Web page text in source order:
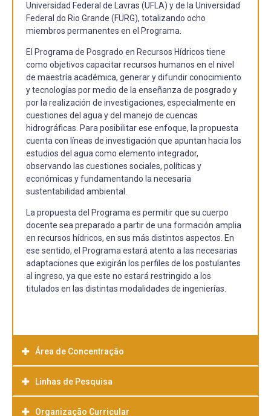
Universidad Federal de Lavras (UFLA) y de la Universidad
Federal do Rio Grande (FURG), totalizando ocho
miembros permanentes en el Programa.
El Programa de Posgrado en Recursos Hídricos tiene
como objetivos capacitar recursos humanos en el nivel
de maestría académica, generar y difundir conocimiento
y tecnologías por medio de la enseñanza de posgrado y
por la realización de investigaciones, especialmente en
cuestiones del agua y del manejo de cuencas
hidrográficas. Para posibilitar ese enfoque, la propuesta
cuenta con líneas de investigación que apuntan hacia los
estudios del agua como elemento integrador,
observando las cuestiones sociales, políticas y
económicas y fundamentando la necesaria
sustentabilidad ambiental.
La propuesta del Programa es permitir que su cuerpo
docente sea preparado a partir de una formación amplia
en recursos hídricos, en sus más distintos aspectos. En
ese sentido, el Programa estará atento a las necesarias
adaptaciones que exigirán los perfiles de los postulantes
al ingreso, ya que este no estará restringido a los
titulados en las distintas modalidades de ingenierías.
Área de Concentração
El Programa de Posgrado en Recursos Hídricos de la
UFPel tiene un área de concentración designada como
Recursos Hídricos. Los objetivos de esa área son:
Linhas de Pesquisa
Organização Curricular